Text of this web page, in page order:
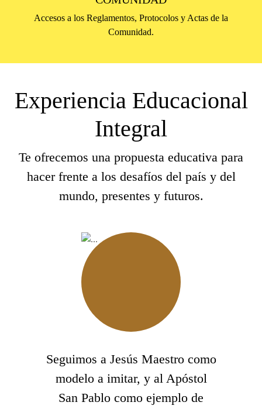
Accesos a los Reglamentos, Protocolos y Actas de la
Comunidad.
Experiencia Educacional
Integral
Te ofrecemos una propuesta educativa para
hacer frente a los desafíos del país y del
mundo, presentes y futuros.
Seguimos a Jesús Maestro como
modelo a imitar, y al Apóstol
San Pablo como ejemplo de